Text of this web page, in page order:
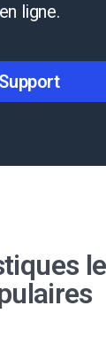
en ligne.
Support